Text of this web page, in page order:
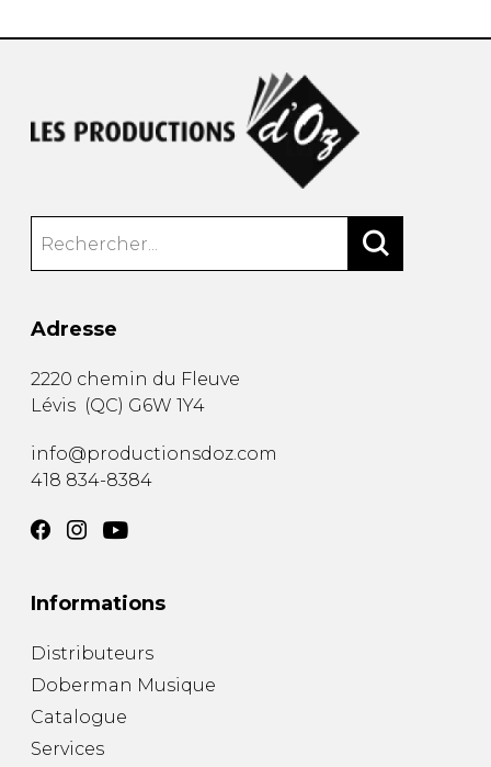
Adresse
2220 chemin du Fleuve
Lévis (QC) G6W 1Y4
info@productionsdoz.com
418 834-8384
Informations
Distributeurs
Doberman Musique
Catalogue
Services